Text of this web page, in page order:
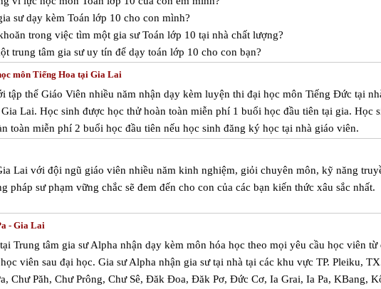
sư dạy kèm Toán lớp 10 cho con mình?
trong việc tìm một gia sư Toán lớp 10 tại nhà chất lượng?
trung tâm gia sư uy tín để dạy toán lớp 10 cho con bạn?
môn Tiếng Hoa tại Gia Lai
tập thể Giáo Viên nhiều năm nhận dạy kèm luyện thi đại học môn Tiếng Đức tại
Lai. Học sinh được học thử hoàn toàn miễn phí 1 buổi học đầu tiên tại gia. Học
toàn miễn phí 2 buổi học đầu tiên nếu học sinh đăng ký học tại nhà giáo viên.
Lai với đội ngũ giáo viên nhiều năm kinh nghiệm, giỏi chuyên môn, kỹ năng
pháp sư phạm vững chắc sẽ đem đến cho con của các bạn kiến thức xâu sắc nhất.
- Gia Lai
Trung tâm gia sư Alpha nhận dạy kèm môn hóa học theo mọi yêu cầu học viên từ
viên sau đại học. Gia sư Alpha nhận gia sư tại nhà tại các khu vực TP. Pleiku,
Chư Păh, Chư Prông, Chư Sê, Đăk Đoa, Đăk Pơ, Đức Cơ, Ia Grai, Ia Pa, KBang,